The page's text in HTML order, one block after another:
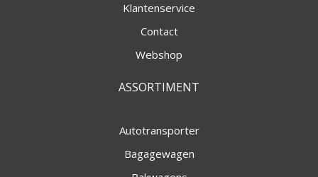
Klantenservice
Contact
Webshop
ASSORTIMENT
Autotransporter
Bagagewagen